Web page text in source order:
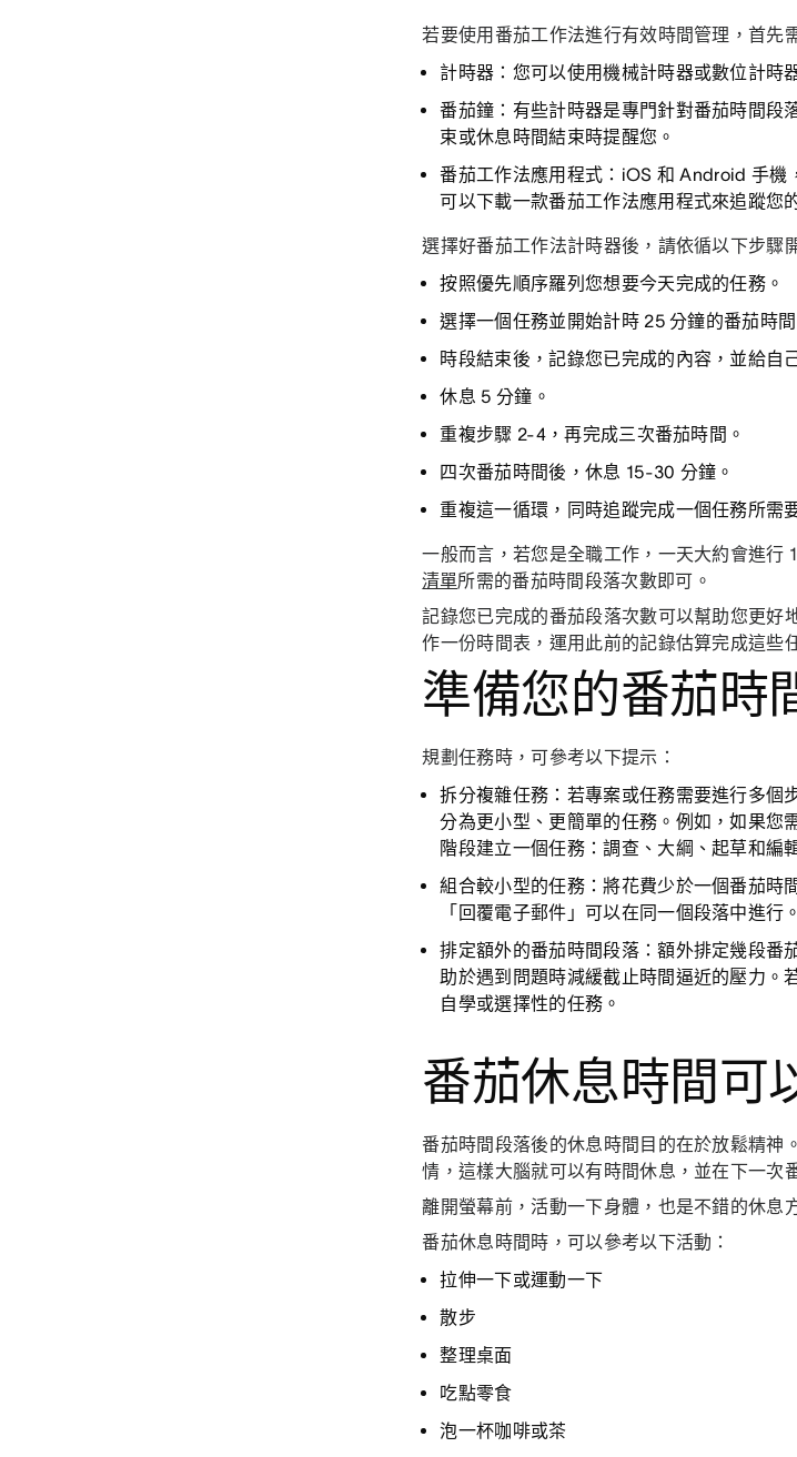
若要使用番茄工作法進行有效時間管理，首先
計時器： 您可以使用機械計時器或數位計時
番茄鐘： 有些計時器是專門針對番茄時間段
束或休息時間結束時提醒您。
番茄工作法應用程式： iOS 和 Android 手機
可以下載一款番茄工作法應用程式來追蹤您
選擇好番茄工作法計時器後，請依循以下步驟
按照優先順序羅列您想要今天完成的任務。
選擇一個任務並開始計時 25 分鐘的番茄時間
時段結束後，記錄您已完成的內容，並給自
休息 5 分鐘。
重複步驟 2-4，再完成三次番茄時間。
四次番茄時間後，休息 15-30 分鐘。
重複這一循環，同時追蹤完成一個任務所需
一般而言，若您是全職工作，一天大約會進行
清單所需的番茄時間段落次數即可。
記錄您已完成的番茄段落次數可以幫助您更好
作一份時間表，運用此前的記錄估算完成這些
準備您的番茄時
規劃任務時，可參考以下提示：
拆分複雜任務： 若專案或任務需要進行多個
分為更小型、更簡單的任務。例如，如果您
階段建立一個任務：調查、大綱、起草和編
組合較小型的任務：將花費少於一個番茄時
「回覆電子郵件」可以在同一個段落中進行
排定額外的番茄時間段落：額外排定幾段番
助於遇到問題時減緩截止時間逼近的壓力。
自學或選擇性的任務。
番茄休息時間可
番茄時間段落後的休息時間目的在於放鬆精神
情，這樣大腦就可以有時間休息，並在下一次
離開螢幕前，活動一下身體，也是不錯的休息
番茄休息時間時，可以參考以下活動：
拉伸一下或運動一下
散步
整理桌面
吃點零食
泡一杯咖啡或茶